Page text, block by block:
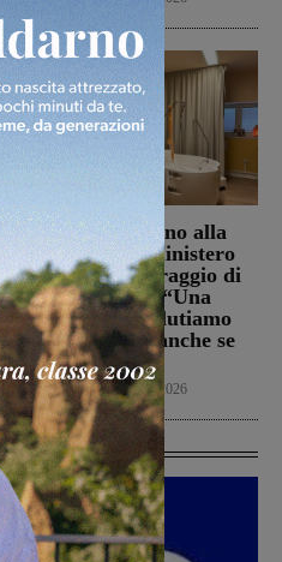
Punto Nascita, no alla
deroga ma il Ministero
apre al monitoraggio di
sei mesi. Vadi: “Una
risposta che valutiamo
positivamente anche se
con prudenza”
Cronaca 6 Agosto 2026